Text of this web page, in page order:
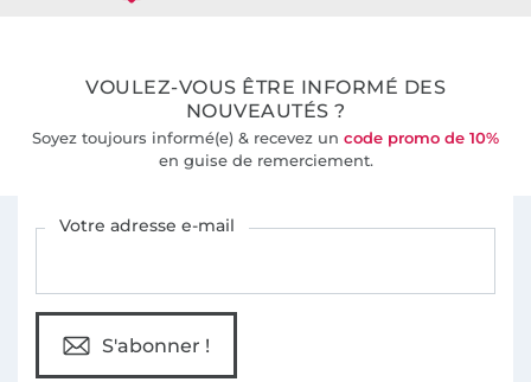
VOULEZ-VOUS ÊTRE INFORMÉ DES
NOUVEAUTÉS ?
Soyez toujours informé(e) & recevez un code promo de 10%
en guise de remerciement.
Votre adresse e-mail
S'abonner !